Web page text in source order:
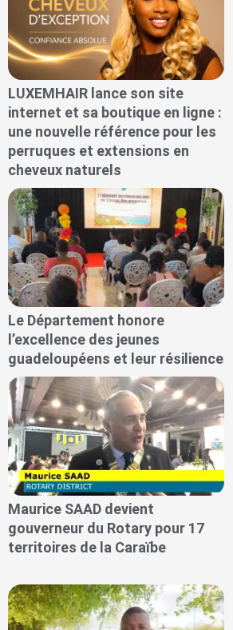
LUXEMHAIR lance son site
internet et sa boutique en ligne :
une nouvelle référence pour les
perruques et extensions en
cheveux naturels
Le Département honore
l’excellence des jeunes
guadeloupéens et leur résilience
Maurice SAAD devient
gouverneur du Rotary pour 17
territoires de la Caraïbe